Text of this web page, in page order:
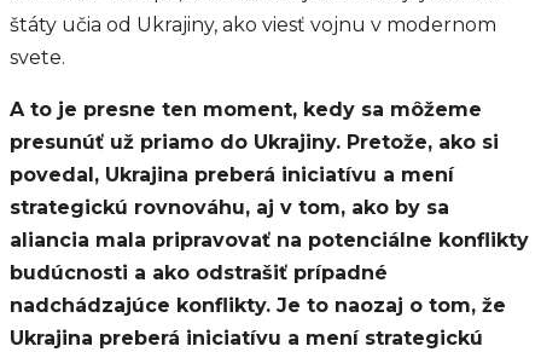
štáty učia od Ukrajiny, ako viesť vojnu v modernom
svete.
A to je presne ten moment, kedy sa môžeme
presunúť už priamo do Ukrajiny. Pretože, ako si
povedal, Ukrajina preberá iniciatívu a mení
strategickú rovnováhu, aj v tom, ako by sa
aliancia mala pripravovať na potenciálne konflikty
budúcnosti a ako odstrašiť prípadné
nadchádzajúce konflikty. Je to naozaj o tom, že
Ukrajina preberá iniciatívu a mení strategickú